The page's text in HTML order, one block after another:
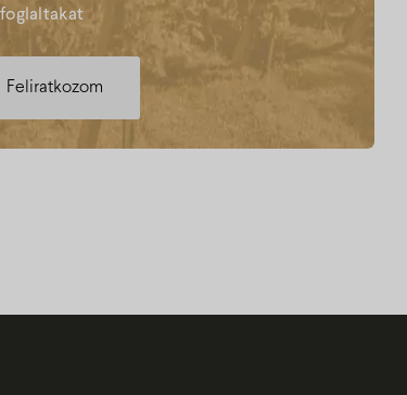
foglaltakat